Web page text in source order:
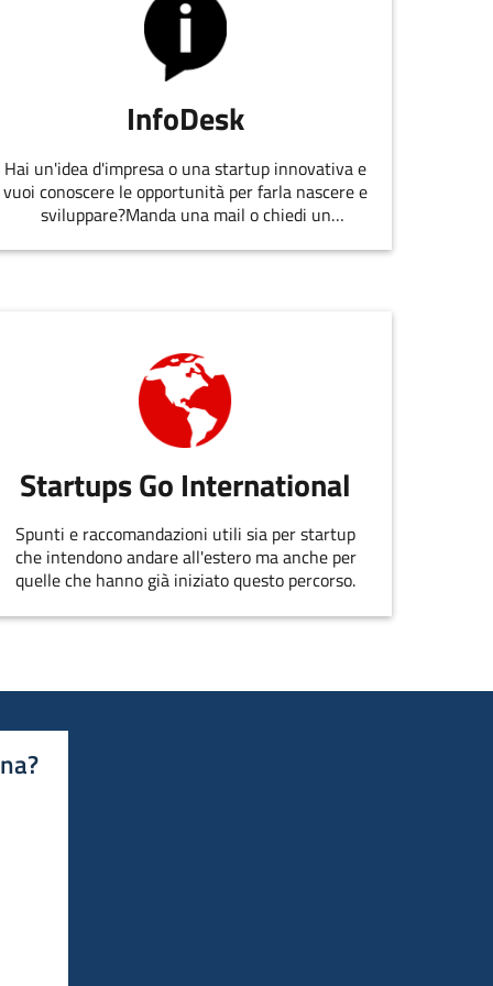
InfoDesk
Hai un'idea d'impresa o una startup innovativa e
vuoi conoscere le opportunità per farla nascere e
sviluppare?Manda una mail o chiedi un
EmiliaRomagnaStartUp.
Startups Go International
Spunti e raccomandazioni utili sia per startup
che intendono andare all'estero ma anche per
quelle che hanno già iniziato questo percorso.